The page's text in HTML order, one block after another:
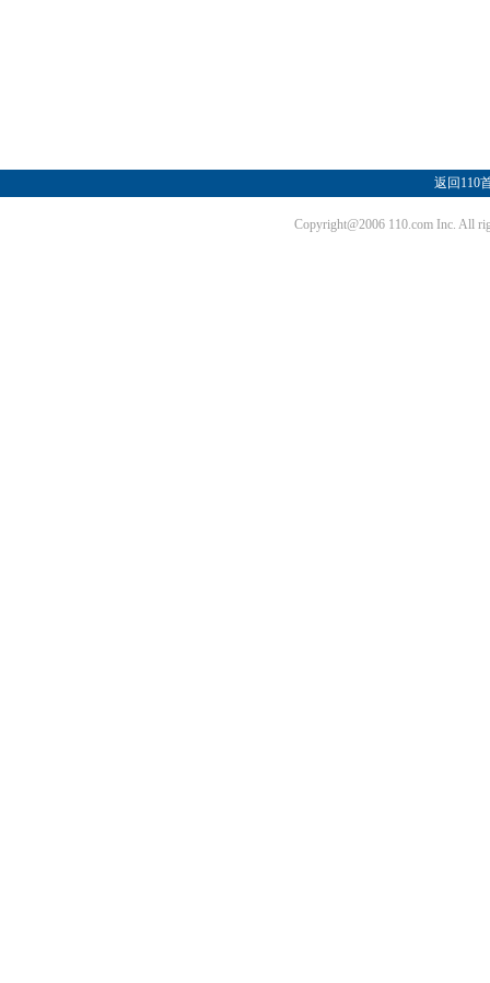
返回110
Copyright@2006 110.com Inc. All